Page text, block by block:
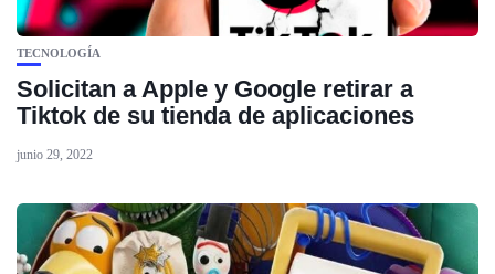
TECNOLOGÍA
Solicitan a Apple y Google retirar a
Tiktok de su tienda de aplicaciones
junio 29, 2022